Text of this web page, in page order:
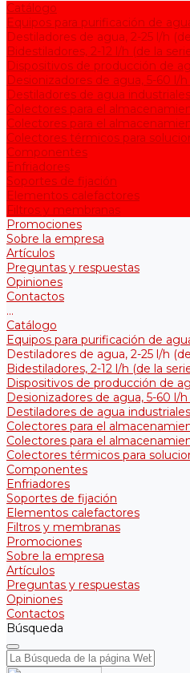
Catálogo
Equipos para purificación de
Destiladores de agua, 2-25 l/h
Bidestiladores, 2-12 l/h (de la
Dispositivos de producción de
Desionizadores de agua, 5-60 l/
Destiladores de agua
Colectores para el
Colectores para el
Colectores térmicos para
Componentes
Enfriadores
Soportes de fijación
Elementos calefactores
Filtros y membranas
Promociones
Sobre la empresa
Artículos
Preguntas y respuestas
Opiniones
Contactos
...
Catálogo
Equipos para purificación de
Destiladores de agua, 2-25 l/h
Bidestiladores, 2-12 l/h (de la
Dispositivos de producción de
Desionizadores de agua, 5-60 l/
Destiladores de agua
Colectores para el
Colectores para el
Colectores térmicos para
Componentes
Enfriadores
Soportes de fijación
Elementos calefactores
Filtros y membranas
Promociones
Sobre la empresa
Artículos
Preguntas y respuestas
Opiniones
Contactos
Búsqueda